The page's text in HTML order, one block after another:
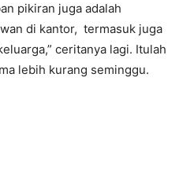
pikiran juga adalah
di kantor, termasuk juga
ceritanya lagi. Itulah
lebih kurang seminggu.